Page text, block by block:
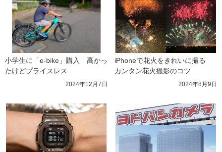
小学生に「e-bike」購入　高かっ
たけどプライスレス
2024年12月7日
iPhoneで花火をきれいに撮る
カンタン花火撮影のコツ
2024年8月9日